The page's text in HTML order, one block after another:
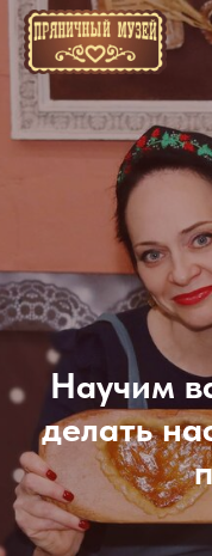
Научим
делать